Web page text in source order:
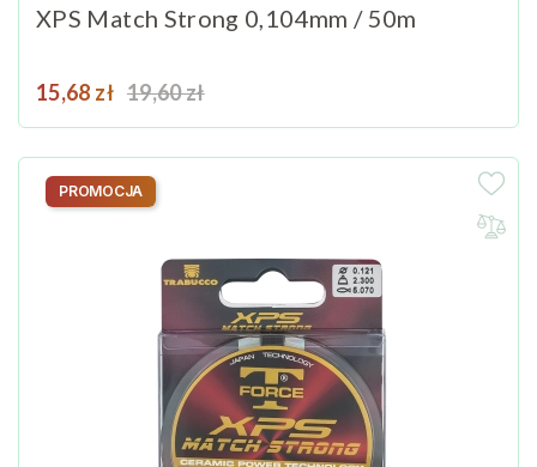
XPS Match Strong 0,104mm / 50m
Cena
15,68 zł Cena podstawowa
19,60 zł
PROMOCJA